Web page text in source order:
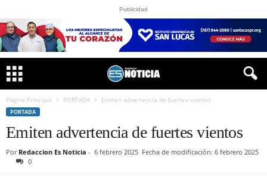
Publicidad
Página Principal PORTADA Emiten advertencia de fuertes vientos
PORTADA
Emiten advertencia de fuertes vientos
Por Redaccion Es Noticia - 6 febrero 2025 Fecha de modificación: 6 febrero 2025
0